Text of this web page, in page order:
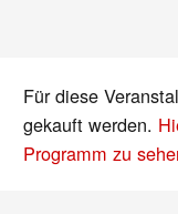
Für diese
gekauft werden.
Programm zu